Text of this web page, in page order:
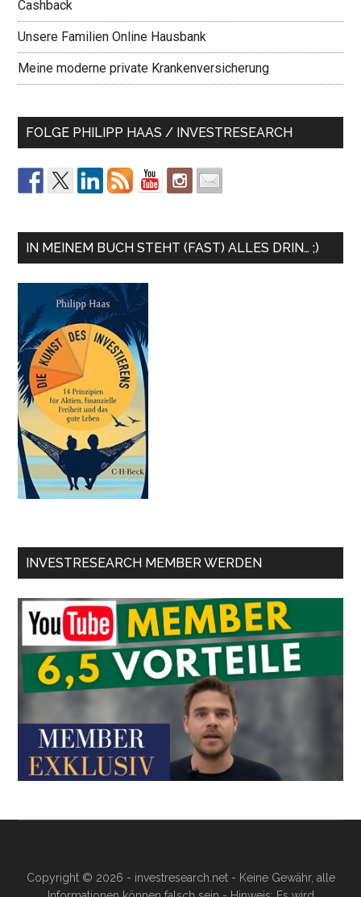
Cashback
Unsere Familien Online Hausbank
Meine moderne private Krankenversicherung
FOLGE PHILIPP HAAS / INVESTRESEARCH
IN MEINEM BUCH STEHT (FAST) ALLES DRIN… ;)
INVESTRESEARCH MEMBER WERDEN
Copyright © 2026 - investresearch.net - Keine Gewähr, alle